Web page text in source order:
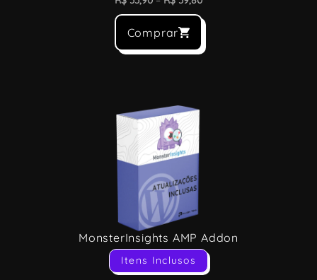
Comprar
MonsterInsights AMP Addon
Itens Inclusos